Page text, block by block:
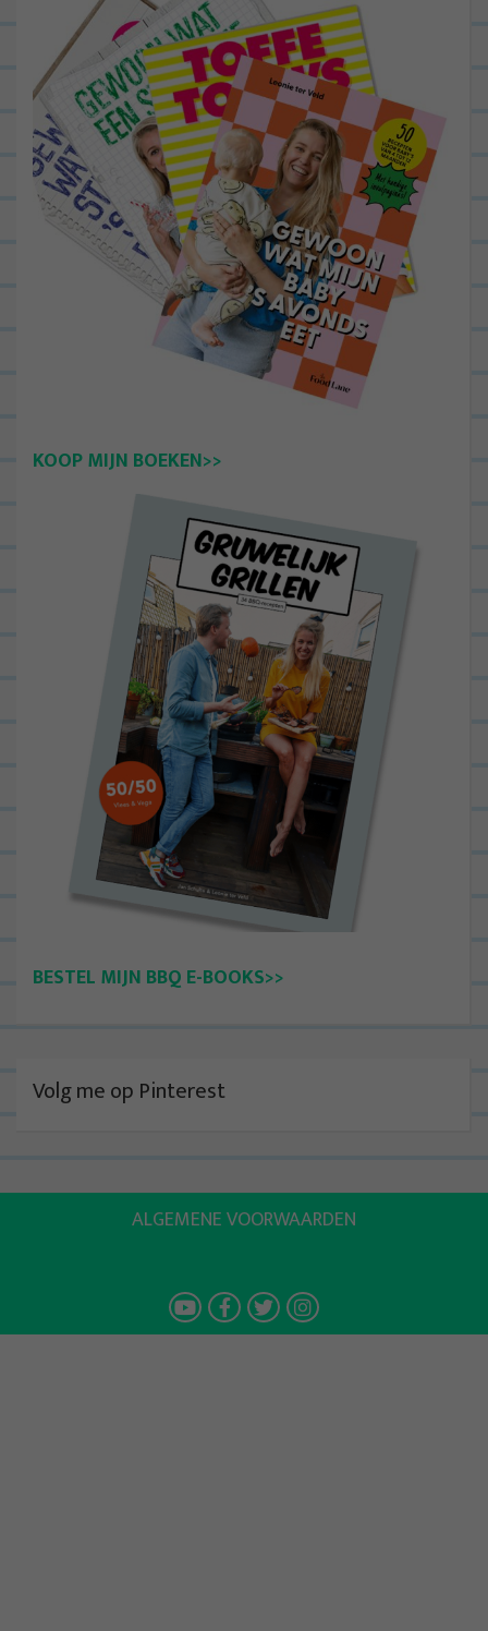
KOOP MIJN BOEKEN>>
BESTEL MIJN BBQ E-BOOKS>>
Volg me op Pinterest
ALGEMENE VOORWAARDEN